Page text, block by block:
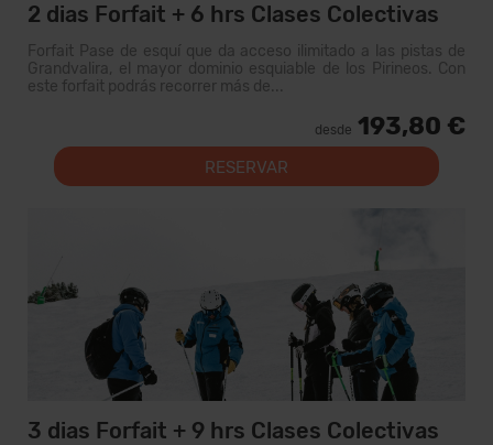
2 dias Forfait + 6 hrs Clases Colectivas
Forfait Pase de esquí que da acceso ilimitado a las pistas de
Grandvalira, el mayor dominio esquiable de los Pirineos. Con
este forfait podrás recorrer más de...
desde 193,80 €
RESERVAR
3 dias Forfait + 9 hrs Clases Colectivas